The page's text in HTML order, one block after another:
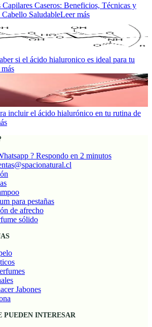
Capilares Caseros: Beneficios, Técnicas y
Cabello SaludableLeer más
si el ácido hialuronico es ideal para tu
incluir el ácido hialurónico en tu rutina de
? Respondo en 2 minutos
para pestañas
de afrecho
sólido
Jabones
PUEDEN INTERESAR